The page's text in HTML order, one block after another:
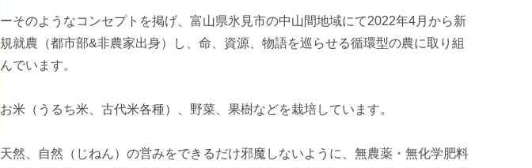
ーそのようなコンセプトを掲げ、富山県氷見市の中山間地域にて2022年4月から新
規就農（都市部&非農家出身）し、命、資源、物語を巡らせる循環型の農に取り組
んでいます。
お米（うるち米、古代米各種）、野菜、果樹などを栽培しています。
天然、自然（じねん）の営みをできるだけ邪魔しないように、無農薬・無化学肥料